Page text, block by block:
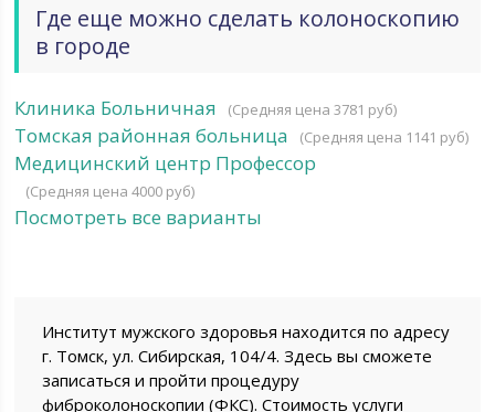
Где еще можно сделать колоноскопию
в городе
Клиника Больничная (Средняя цена 3781 руб)
Томская районная больница (Средняя цена 1141 руб)
Медицинский центр Профессор
(Средняя цена 4000 руб)
Посмотреть все варианты
Институт мужского здоровья находится по адресу
г. Томск, ул. Сибирская, 104/4. Здесь вы сможете
записаться и пройти процедуру
фиброколоноскопии (ФКС). Стоимость услуги